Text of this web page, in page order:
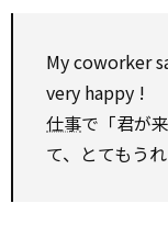
My coworker
very happy !
仕事で「君が
て、とてもう